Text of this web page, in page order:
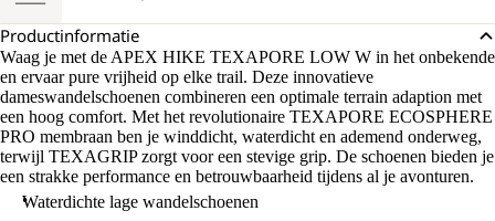
Productinformatie
Waag je met de APEX HIKE TEXAPORE LOW W in het onbekende
en ervaar pure vrijheid op elke trail. Deze innovatieve
dameswandelschoenen combineren een optimale terrain adaption met
een hoog comfort. Met het revolutionaire TEXAPORE ECOSPHERE
PRO membraan ben je winddicht, waterdicht en ademend onderweg,
terwijl TEXAGRIP zorgt voor een stevige grip. De schoenen bieden je
een strakke performance en betrouwbaarheid tijdens al je avonturen.
Waterdichte lage wandelschoenen